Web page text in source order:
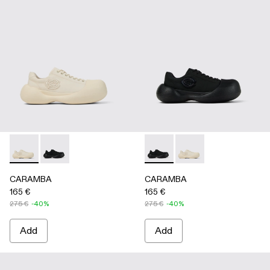
CARAMBA - A500051-002 - WHITE
CARAMBA - A500051-001 - BLACK
CARAMBA
165 €
275 € -40%
Add
CARAMBA - A500051-001 -
CARAMBA -
CARAMBA
165 €
275 € -40%
Add